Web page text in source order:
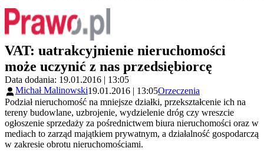
VAT: uatrakcyjnienie nieruchomości
może uczynić z nas przedsiębiorcę
Data dodania: 19.01.2016 | 13:05
Michał Malinowski19.01.2016 | 13:05Orzeczenia
Podział nieruchomość na mniejsze działki, przekształcenie ich na
tereny budowlane, uzbrojenie, wydzielenie dróg czy wreszcie
ogłoszenie sprzedaży za pośrednictwem biura nieruchomości oraz w
mediach to zarząd majątkiem prywatnym, a działalność gospodarczą
w zakresie obrotu nieruchomościami.